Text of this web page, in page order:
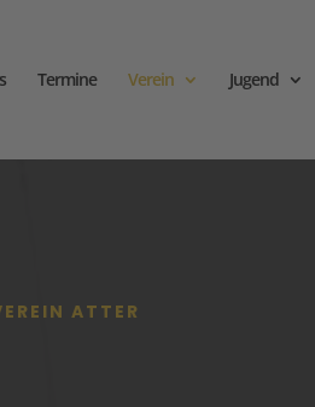
Termine Verein Jugend
ATTER